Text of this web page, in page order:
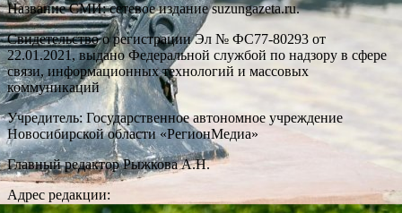
Название СМИ: cетевое издание suzungazeta.ru.
Свидетельство о регистрации Эл № ФС77-80293 от
22.01.2021, выдано Федеральной службой по надзору в сфере
связи, информационных технологий и массовых
коммуникаций
Учредитель: Государственное автономное учреждение
Новосибирской области «РегионМедиа»
Главный редактор Рыжкова А.Н.
Адрес редакции: